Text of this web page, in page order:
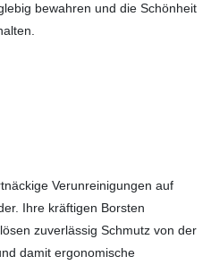
bewahren und die Schönheit
Verunreinigungen auf
Ihre kräftigen Borsten
zuverlässig Schmutz von der
damit ergonomische